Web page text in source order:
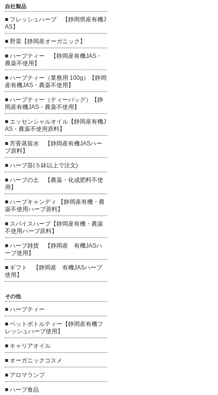
自社製品
■ フレッシュハーブ 【静岡県産有機J
AS】
■ 野菜【静岡産オーガニック】
■ ハーブティー 【静岡産有機JAS・
農薬不使用】
■ ハーブティー（業務用 100g）【静岡
産有機JAS・農薬不使用】
■ ハーブティー（ティーバッグ）【静
岡産有機JAS・農薬不使用】
■ エッセンシャルオイル【静岡産有機J
AS・農薬不使用原料】
■ 芳香蒸留水 【静岡産有機JASハー
ブ原料】
■ ハーブ苗(５鉢以上で注文)
■ ハーブの土 【農薬・化成肥料不使
用】
■ ハーブキャンディ 【静岡産有機・農
薬不使用ハーブ原料】
■ スパイスハーブ【静岡産有機・農薬
不使用ハーブ原料】
■ ハーブ雑貨 【静岡産 有機JASハ
ーブ使用】
■ ギフト 【静岡産 有機JASハーブ
使用】
その他
■ ハーブティー
■ ペットボトルティー【静岡産有機フ
レッシュハーブ使用】
■ キャリアオイル
■ オーガニックコスメ
■ アロマランプ
■ ハーブ食品